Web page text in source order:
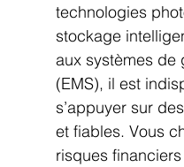
technologies
stockage
aux systèmes de
(EMS), il est
s’appuyer sur
et fiables. Vous
risques